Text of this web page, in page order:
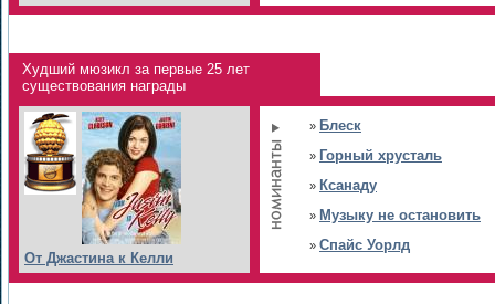
Худший мюзикл за первые 25 лет
существования награды
От Джастина к Келли
» Блеск
» Горный хрусталь
» Ксанаду
» Музыку не остановить
» Спайс Уорлд